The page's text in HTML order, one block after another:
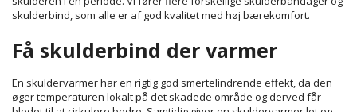
skulderbind, som alle er af god kvalitet med høj bærekomfort.
Få skulderbind der varmer
En skuldervarmer har en rigtig god smertelindrende effekt, da den
øger temperaturen lokalt på det skadede område og derved får